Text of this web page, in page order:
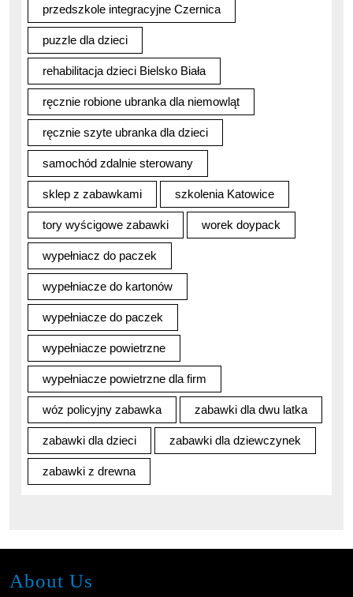
przedszkole integracyjne Czernica
puzzle dla dzieci
rehabilitacja dzieci Bielsko Biała
ręcznie robione ubranka dla niemowląt
ręcznie szyte ubranka dla dzieci
samochód zdalnie sterowany
sklep z zabawkami szkolenia Katowice
tory wyścigowe zabawki worek doypack
wypełniacz do paczek
wypełniacze do kartonów
wypełniacze do paczek
wypełniacze powietrzne
wypełniacze powietrzne dla firm
wóz policyjny zabawka zabawki dla dwu latka
zabawki dla dzieci zabawki dla dziewczynek
zabawki z drewna
About Us